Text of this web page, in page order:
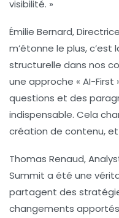
visibilité. »
Émilie Bernard,
m’étonne le plus, c’est
structurelle dans nos
une approche « AI-
questions et des
indispensable. Cela
création de contenu,
Thomas Renaud,
Summit a été une
partagent des
changements apportés